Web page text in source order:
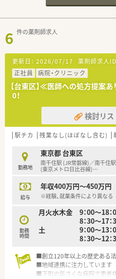
6 件の薬剤師求人
更新日： 2026/07/17 薬剤師求人ID
正社員
病院・クリニック
【台東区】≪医師への処方提案
0！
検討リ
駅チカ 残業なし(ほぼなし含む)
勤務地
東京都 台東区
南千住駅 (JR常磐線)／南千住
(東京メトロ日比谷線)…
給与
年収400万円～450万円
※経験、就業条件により異なる
勤務
時間
月火水木金 9：00～18：
8：30～17：30（
土 9：00～13：00（
8：30～12：30（
■創立120年以上の歴史ある
■地域連携に注力しています
■下町の気さくな病院で患者